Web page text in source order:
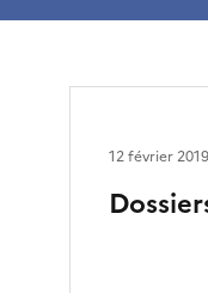
12 février 2019